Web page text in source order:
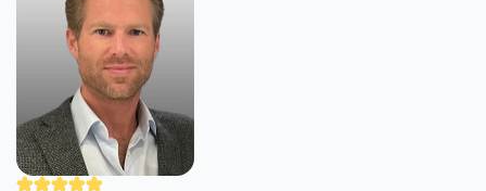
"Nick werkt zorgvuldig en professioneel. Hij